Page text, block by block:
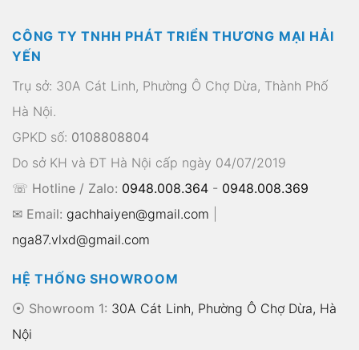
CÔNG TY TNHH PHÁT TRIỂN THƯƠNG MẠI HẢI
YẾN
Trụ sở: 30A Cát Linh, Phường Ô Chợ Dừa, Thành Phố
Hà Nội.
GPKD số: 0108808804
Do sở KH và ĐT Hà Nội cấp ngày 04/07/2019
☏ Hotline / Zalo: 0948.008.364 - 0948.008.369
✉ Email: gachhaiyen@gmail.com
nga87.vlxd@gmail.com
HỆ THỐNG SHOWROOM
⦿ Showroom 1: 30A Cát Linh, Phường Ô Chợ Dừa, Hà
Nội